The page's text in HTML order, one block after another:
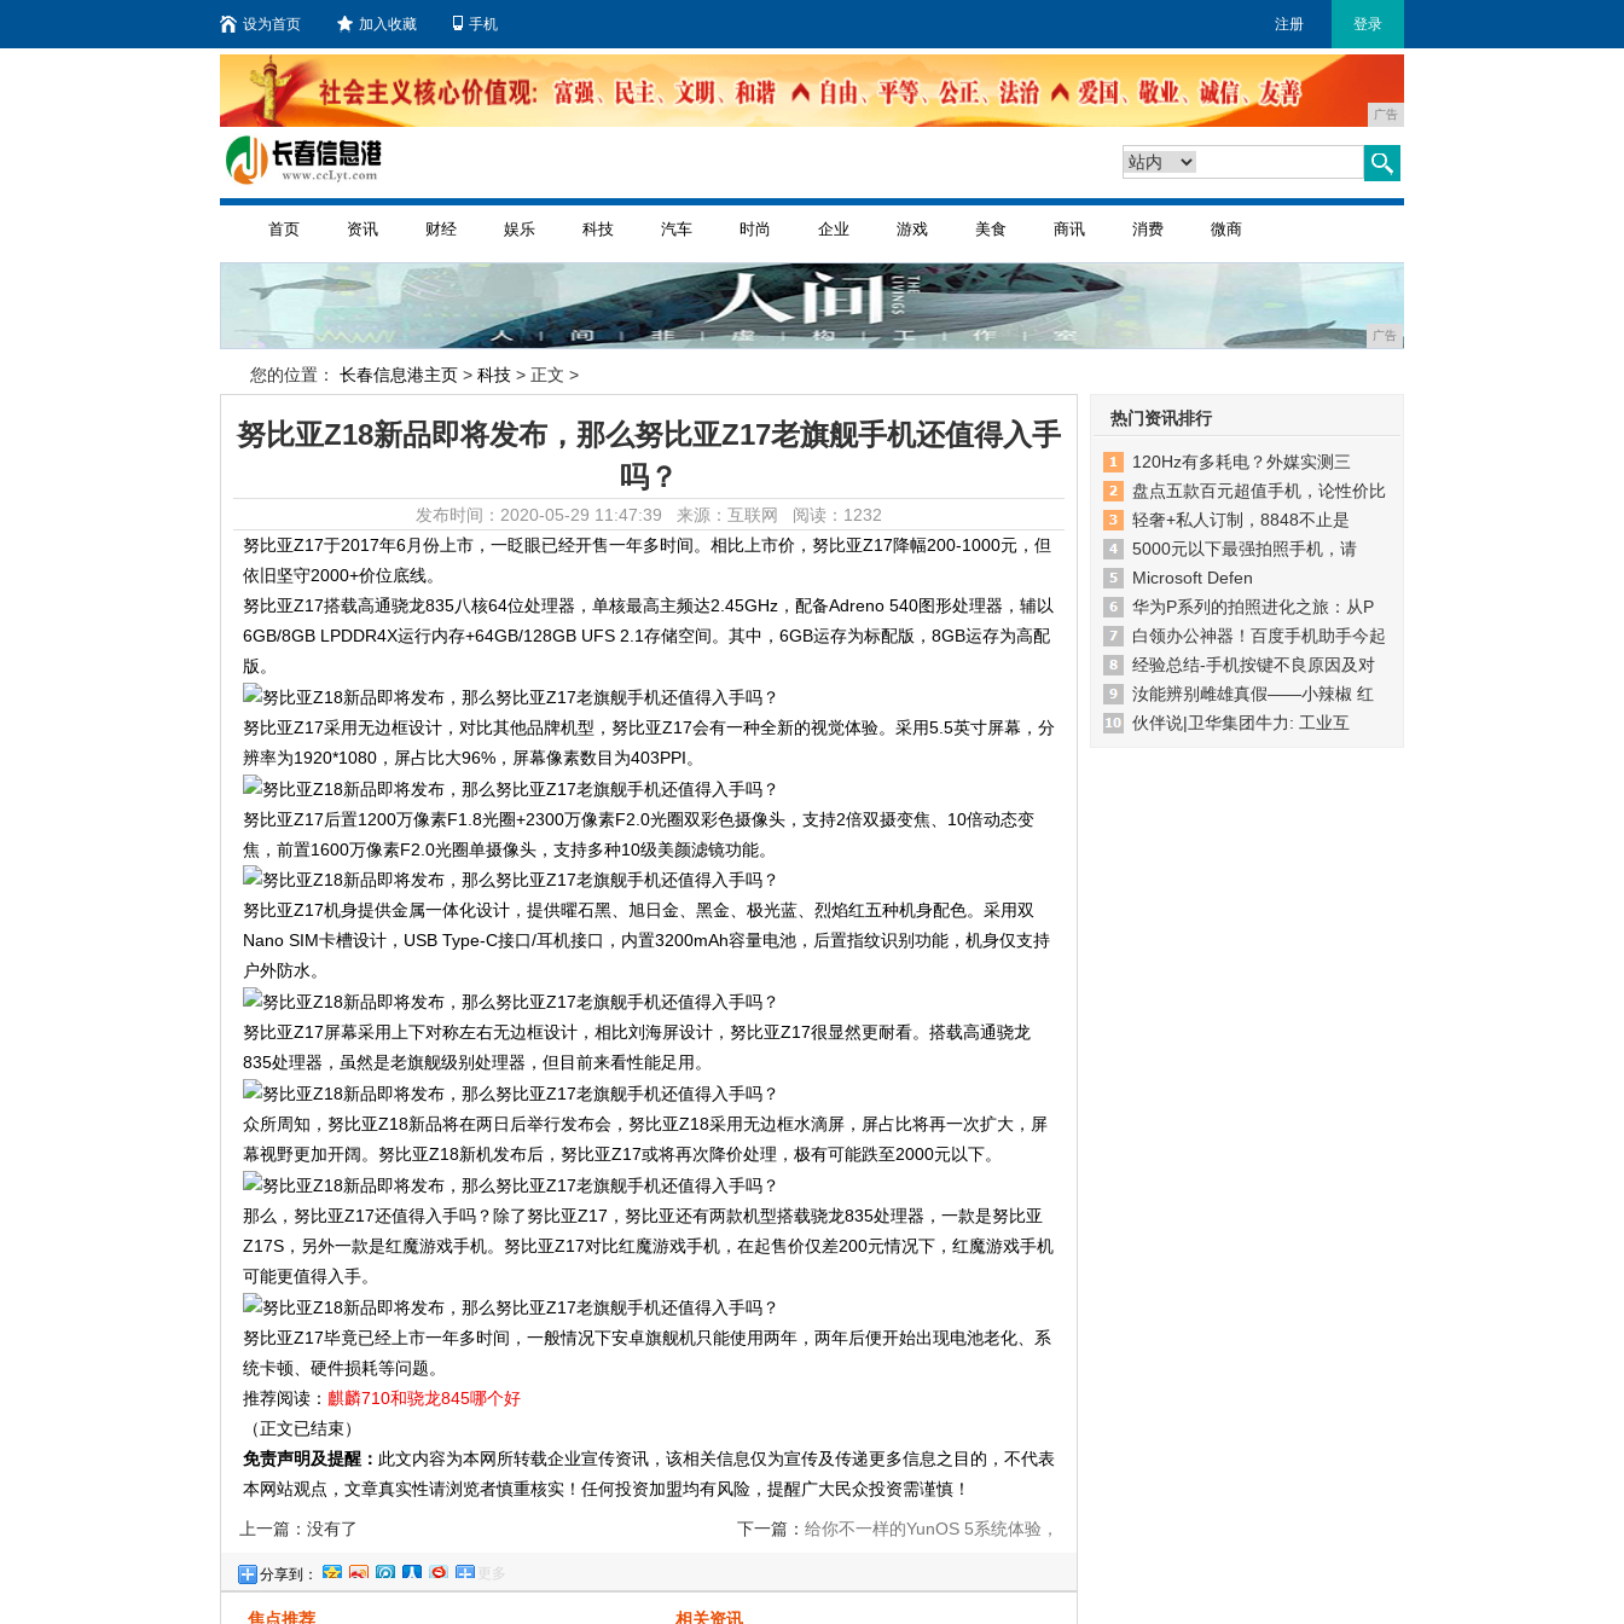
设为首页 加入收藏 手机 注册 登录
广告
首页 资讯 财经 娱乐 科技 汽车 时尚 企业 游戏 美食 商讯 消费 微商
广告
您的位置： 长春信息港主页 > 科技 > 正文 >
努比亚Z18新品即将发布，那么努比亚Z17老旗舰手机还值得入手
吗？
发布时间：2020-05-29 11:47:39 来源：互联网 阅读：1232
努比亚Z17于2017年6月份上市，一眨眼已经开售一年多时间。相比上市价，努比亚Z17降幅200-1000元，但
依旧坚守2000+价位底线。
努比亚Z17搭载高通骁龙835八核64位处理器，单核最高主频达2.45GHz，配备Adreno 540图形处理器，辅以
6GB/8GB LPDDR4X运行内存+64GB/128GB UFS 2.1存储空间。其中，6GB运存为标配版，8GB运存为高配
版。
努比亚Z17采用无边框设计，对比其他品牌机型，努比亚Z17会有一种全新的视觉体验。采用5.5英寸屏幕，分
辨率为1920*1080，屏占比大96%，屏幕像素数目为403PPI。
努比亚Z17后置1200万像素F1.8光圈+2300万像素F2.0光圈双彩色摄像头，支持2倍双摄变焦、10倍动态变
焦，前置1600万像素F2.0光圈单摄像头，支持多种10级美颜滤镜功能。
努比亚Z17机身提供金属一体化设计，提供曜石黑、旭日金、黑金、极光蓝、烈焰红五种机身配色。采用双
Nano SIM卡槽设计，USB Type-C接口/耳机接口，内置3200mAh容量电池，后置指纹识别功能，机身仅支持
户外防水。
努比亚Z17屏幕采用上下对称左右无边框设计，相比刘海屏设计，努比亚Z17很显然更耐看。搭载高通骁龙
835处理器，虽然是老旗舰级别处理器，但目前来看性能足用。
众所周知，努比亚Z18新品将在两日后举行发布会，努比亚Z18采用无边框水滴屏，屏占比将再一次扩大，屏
幕视野更加开阔。努比亚Z18新机发布后，努比亚Z17或将再次降价处理，极有可能跌至2000元以下。
那么，努比亚Z17还值得入手吗？除了努比亚Z17，努比亚还有两款机型搭载骁龙835处理器，一款是努比亚
Z17S，另外一款是红魔游戏手机。努比亚Z17对比红魔游戏手机，在起售价仅差200元情况下，红魔游戏手机
可能更值得入手。
努比亚Z17毕竟已经上市一年多时间，一般情况下安卓旗舰机只能使用两年，两年后便开始出现电池老化、系
统卡顿、硬件损耗等问题。
推荐阅读： 麒麟710和骁龙845哪个好
（正文已结束）
免责声明及提醒： 此文内容为本网所转载企业宣传资讯，该相关信息仅为宣传及传递更多信息之目的，不代表
本网站观点，文章真实性请浏览者慎重核实！任何投资加盟均有风险，提醒广大民众投资需谨慎！
上一篇：没有了 下一篇： 给你不一样的YunOS 5系统体验，
分享到： 更多
焦点推荐 相关资讯
热门资讯排行
120Hz有多耗电？外媒实测三
盘点五款百元超值手机，论性价比
轻奢+私人订制，8848不止是
5000元以下最强拍照手机，请
Microsoft Defen
华为P系列的拍照进化之旅：从P
白领办公神器！百度手机助手今起
经验总结-手机按键不良原因及对
汝能辨别雌雄真假——小辣椒 红
伙伴说|卫华集团牛力: 工业互